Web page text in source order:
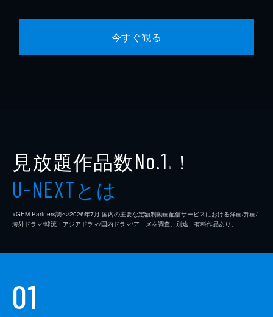
今すぐ観る
見放題作品数No.1 ※ ！
U-NEXTとは
※GEM Partners調べ/2026年7⽉ 国内の主要な定額制動画配信サービスにおける洋画/邦画/
海外ドラマ/韓流・アジアドラマ/国内ドラマ/アニメを調査。別途、有料作品あり。
01